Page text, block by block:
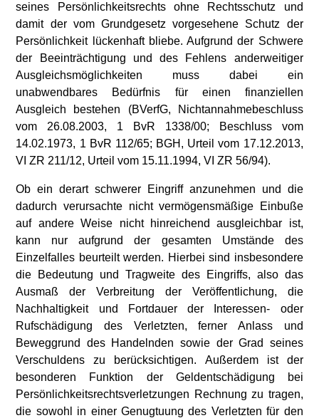
seines Persönlichkeitsrechts ohne Rechtsschutz und
damit der vom Grundgesetz vorgesehene Schutz der
Persönlichkeit lückenhaft bliebe. Aufgrund der Schwere
der Beeinträchtigung und des Fehlens anderweitiger
Ausgleichsmöglichkeiten muss dabei ein
unabwendbares Bedürfnis für einen finanziellen
Ausgleich bestehen (BVerfG, Nichtannahmebeschluss
vom 26.08.2003, 1 BvR 1338/00; Beschluss vom
14.02.1973, 1 BvR 112/65; BGH, Urteil vom 17.12.2013,
VI ZR 211/12, Urteil vom 15.11.1994, VI ZR 56/94).
Ob ein derart schwerer Eingriff anzunehmen und die
dadurch verursachte nicht vermögensmäßige Einbuße
auf andere Weise nicht hinreichend ausgleichbar ist,
kann nur aufgrund der gesamten Umstände des
Einzelfalles beurteilt werden. Hierbei sind insbesondere
die Bedeutung und Tragweite des Eingriffs, also das
Ausmaß der Verbreitung der Veröffentlichung, die
Nachhaltigkeit und Fortdauer der Interessen- oder
Rufschädigung des Verletzten, ferner Anlass und
Beweggrund des Handelnden sowie der Grad seines
Verschuldens zu berücksichtigen. Außerdem ist der
besonderen Funktion der Geldentschädigung bei
Persönlichkeitsrechtsverletzungen Rechnung zu tragen,
die sowohl in einer Genugtuung des Verletzten für den